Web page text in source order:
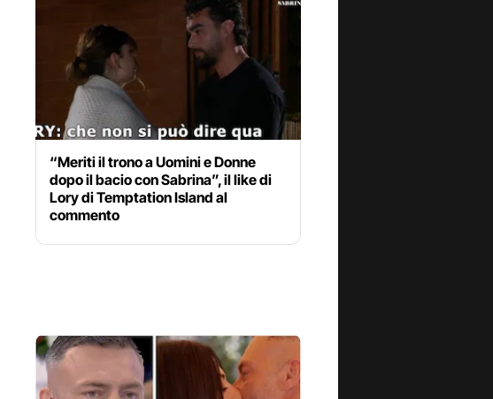
“Meriti il trono a Uomini e Donne
dopo il bacio con Sabrina”, il like di
Lory di Temptation Island al
commento